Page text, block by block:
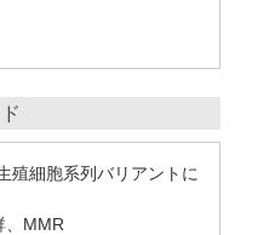
殖細胞系列バリアントに
、MMR